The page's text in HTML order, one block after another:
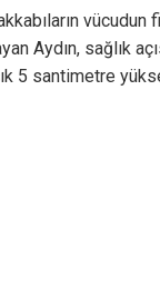
vücudun
Aydın, sağlık
5 santimetre